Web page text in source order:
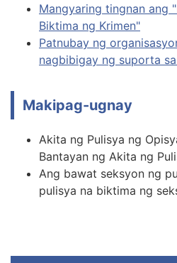
Mangyaring tingnan ang
Biktima ng Krimen"
Patnubay ng
nagbibigay ng suporta
Makipag-ugnay
Akita ng Pulisya ng
Bantayan ng Akita ng
Ang bawat seksyon ng
pulisya na biktima ng